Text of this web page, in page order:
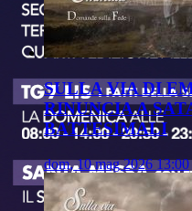
SULLA VIA DI
RINUNCIA A
BATTESIMALI
dom, 10 mag 2026 13:00